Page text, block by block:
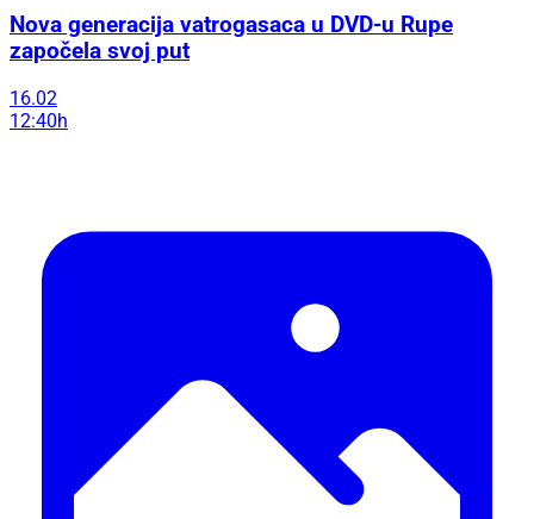
Nova generacija vatrogasaca u DVD-u Rupe
započela svoj put
16.02
12:40h